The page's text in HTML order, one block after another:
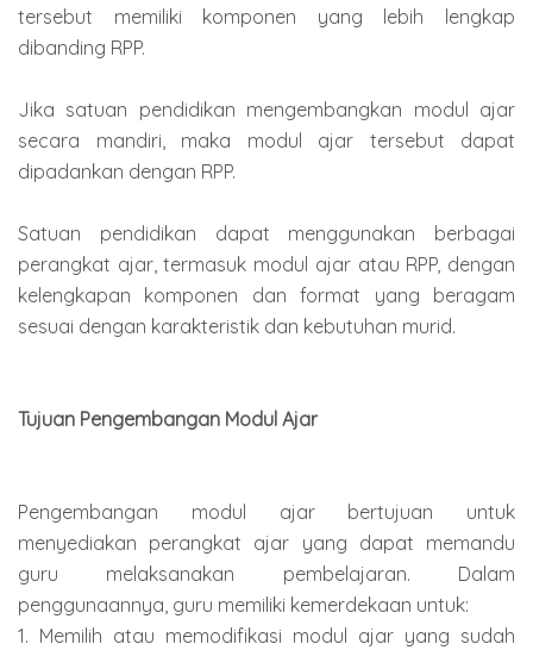
tersebut memiliki komponen yang lebih lengkap
dibanding RPP.
Jika satuan pendidikan mengembangkan modul ajar
secara mandiri, maka modul ajar tersebut dapat
dipadankan dengan RPP.
Satuan pendidikan dapat menggunakan berbagai
perangkat ajar, termasuk modul ajar atau RPP, dengan
kelengkapan komponen dan format yang beragam
sesuai dengan karakteristik dan kebutuhan murid.
Tujuan Pengembangan Modul Ajar
Pengembangan modul ajar bertujuan untuk
menyediakan perangkat ajar yang dapat memandu
guru melaksanakan pembelajaran. Dalam
penggunaannya, guru memiliki kemerdekaan untuk:
1. Memilih atau memodifikasi modul ajar yang sudah